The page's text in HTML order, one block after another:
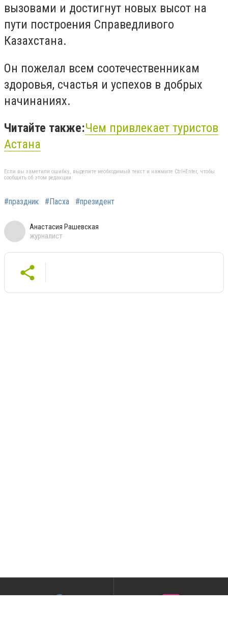
вызовами и достигнут новых высот на
пути построения Справедливого
Казахстана.
Он пожелал всем соотечественникам
здоровья, счастья и успехов в добрых
начинаниях.
Читайте также:Чем привлекает туристов
Астана
Если вы заметили ошибку, выделите необходимый текст и нажмите Ctrl+Enter, чтобы
сообщить об этом редакции
#праздник #Пасха #президент
Анастасия Рашевская
журналист